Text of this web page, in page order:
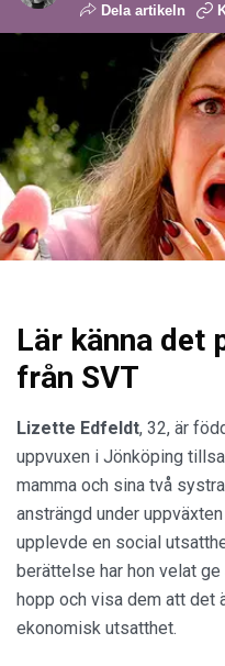
Dela artikeln
Lär känna det
från SVT
Lizette Edfeldt, 32, är
uppvuxen i Jönköping
mamma och sina två
ansträngd under
upplevde en social
berättelse har hon velat
hopp och visa dem att det
ekonomisk utsatthet.